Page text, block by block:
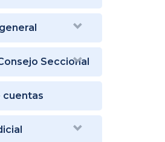
Seccional
cuentas